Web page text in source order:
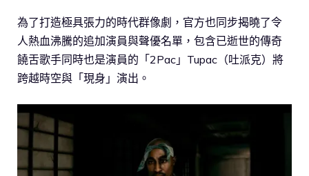
為了打造極具張力的時代群像劇，官方也同步揭曉了令
人熱血沸騰的追加演員與聲優名單，包含已逝世的傳奇
饒舌歌手同時也是演員的「2Pac」Tupac（吐派克）將
跨越時空與「現身」演出。